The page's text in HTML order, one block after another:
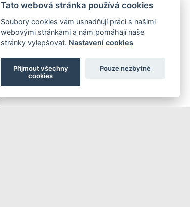
Tato webová stránka používá cookies
Soubory cookies vám usnadňují práci s našimi
webovými stránkami a nám pomáhají naše
stránky vylepšovat. Nastavení cookies
Přijmout všechny
cookies
Pouze nezbytné